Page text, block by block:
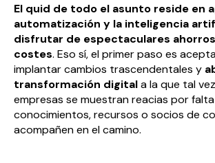
El quid de todo el asunto reside en
automatización y la inteligencia
disfrutar de espectaculares
costes. Eso sí, el primer paso es
implantar cambios trascendentales y
transformación digitala la que tal
empresas se muestran reacias por
conocimientos, recursos o socios de
acompañen en el camino.